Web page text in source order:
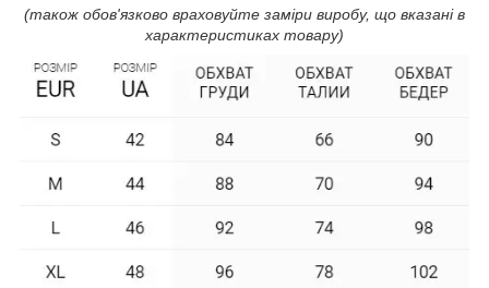
(також обов'язково враховуйте заміри виробу, що вказані в
характеристиках товару)